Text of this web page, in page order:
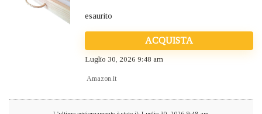
esaurito
ACQUISTA
Luglio 30, 2026 9:48 am
Amazon.it